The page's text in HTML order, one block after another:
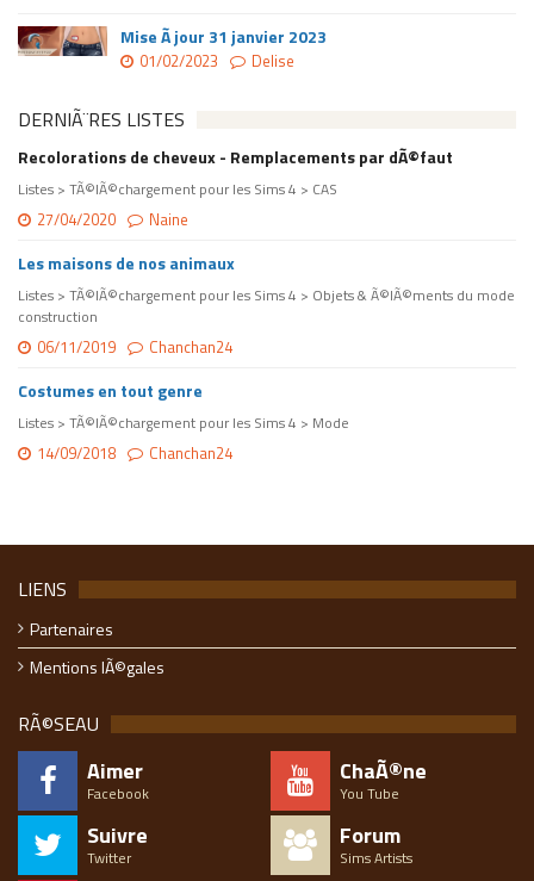
Mise Ã jour 31 janvier 2023
01/02/2023 Delise
DERNIÃ¨RES LISTES
Recolorations de cheveux - Remplacements par dÃ©faut
Listes > TÃ©lÃ©chargement pour les Sims 4 > CAS
27/04/2020 Naine
Les maisons de nos animaux
Listes > TÃ©lÃ©chargement pour les Sims 4 > Objets & Ã©lÃ©ments du mode
construction
06/11/2019 Chanchan24
Costumes en tout genre
Listes > TÃ©lÃ©chargement pour les Sims 4 > Mode
14/09/2018 Chanchan24
LIENS
Partenaires
Mentions lÃ©gales
RÃ©SEAU
Aimer
Facebook
ChaÃ®ne
You Tube
Suivre
Twitter
Forum
Sims Artists